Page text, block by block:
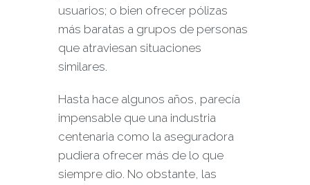
usuarios; o bien ofrecer pólizas
más baratas a grupos de personas
que atraviesan situaciones
similares.
Hasta hace algunos años, parecía
impensable que una industria
centenaria como la aseguradora
pudiera ofrecer más de lo que
siempre dio. No obstante, las